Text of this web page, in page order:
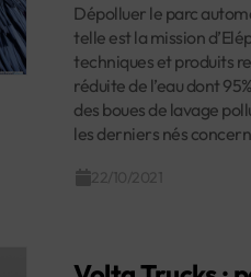
Dépolluer le parc
telle est la mission
techniques et produits
réduite de l’eau dont
des boues de lavage
les derniers nés